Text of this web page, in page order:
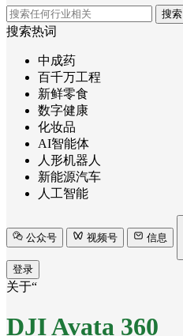
搜索
搜索热词
中成药
百千万工程
新鲜零食
数字健康
化妆品
AI智能体
人形机器人
新能源汽车
人工智能
公众号 视频号
信息
登录
关于“
DJI Avata 360